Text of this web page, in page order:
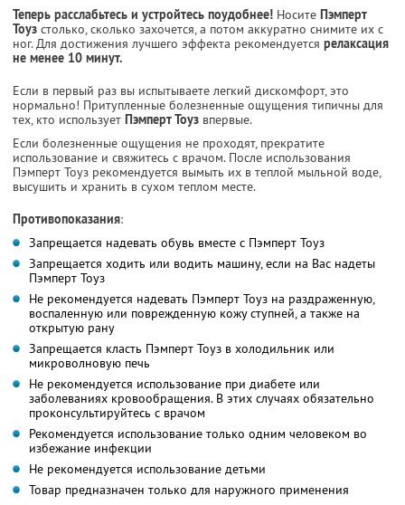
Теперь расслабьтесь и устройтесь поудобнее! Носите Пэмперт
Тоуз столько, сколько захочется, а потом аккуратно снимите их с
ног. Для достижения лучшего эффекта рекомендуется релаксация
не менее 10 минут.
Если в первый раз вы испытываете легкий дискомфорт, это
нормально! Притупленные болезненные ощущения типичны для
тех, кто использует Пэмперт Тоуз впервые.
Если болезненные ощущения не проходят, прекратите
использование и свяжитесь с врачом. После использования
Пэмперт Тоуз рекомендуется вымыть их в теплой мыльной воде,
высушить и хранить в сухом теплом месте.
Противопоказания:
Запрещается надевать обувь вместе с Пэмперт Тоуз
Запрещается ходить или водить машину, если на Вас надеты
Пэмперт Тоуз
Не рекомендуется надевать Пэмперт Тоуз на раздраженную,
воспаленную или поврежденную кожу ступней, а также на
открытую рану
Запрещается класть Пэмперт Тоуз в холодильник или
микроволновую печь
Не рекомендуется использование при диабете или
заболеваниях кровообращения. В этих случаях обязательно
проконсультируйтесь с врачом
Рекомендуется использование только одним человеком во
избежание инфекции
Не рекомендуется использование детьми
Товар предназначен только для наружного применения